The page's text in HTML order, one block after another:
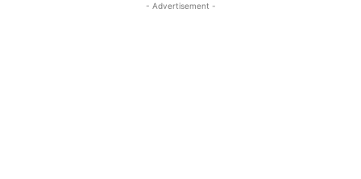
- Advertisement -